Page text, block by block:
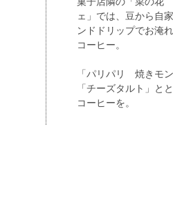
ェ」では、豆から自
ンドドリップでお淹
コーヒー。
「パリパリ 焼きモ
「チーズタルト」と
コーヒーを。